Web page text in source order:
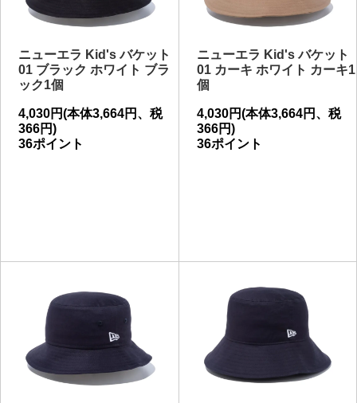
ニューエラ Kid's バケット
01 ブラック ホワイト ブラ
ック1個
4,030円(本体3,664円、税
366円)
36ポイント
ニューエラ Kid's バケット
01 カーキ ホワイト カーキ1
個
4,030円(本体3,664円、税
366円)
36ポイント